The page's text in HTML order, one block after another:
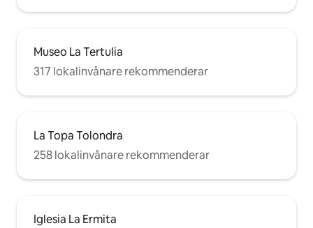
Museo La Tertulia
317 lokalinvånare rekommenderar
La Topa Tolondra
258 lokalinvånare rekommenderar
Iglesia La Ermita